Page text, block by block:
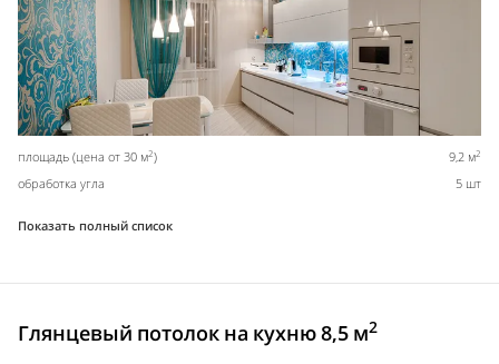
площадь (цена от 30 м2) 9,2 м2
обработка угла 5 шт
Показать полный список
Глянцевый потолок на кухню 8,5 м2